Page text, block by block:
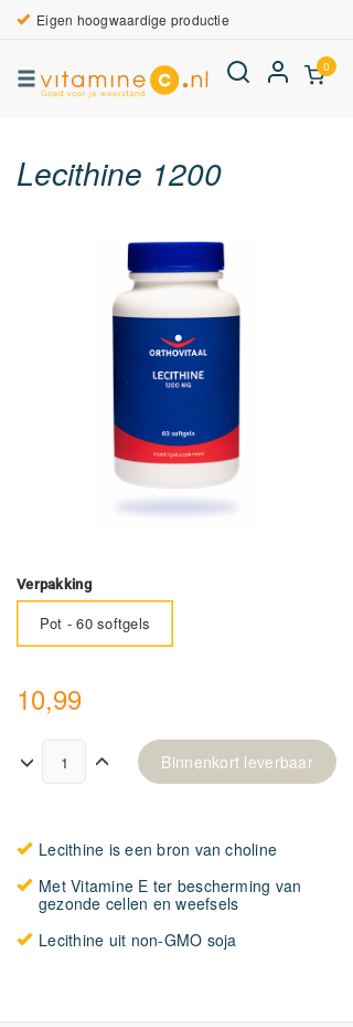
Eigen hoogwaardige productie
0
Lecithine 1200
Verpakking
Pot - 60 softgels
10,99
Binnenkort leverbaar
Lecithine is een bron van choline
Met Vitamine E ter bescherming van
gezonde cellen en weefsels
Lecithine uit non-GMO soja